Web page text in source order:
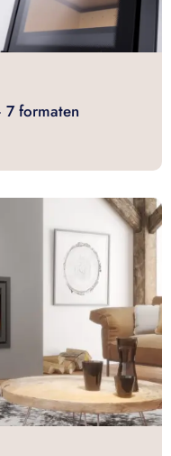
7 formaten